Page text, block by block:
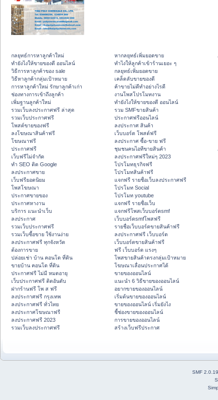
กลยุทธ์การหาลูกค้าใหม่
ทํายังไงให้ขายของดี ออนไลน์
วิธีการหาลูกค้าของ sale
วิธีหาลูกค้ากลุ่มเป้าหมาย
การหาลูกค้าใหม่ รักษาลูกค้าเก่า
ช่องทางการเข้าถึงลูกค้า
เพิ่มฐานลูกค้าใหม่
รวมเว็บลงประกาศฟรี ล่าสุด
รวมเว็บประกาศฟรี
โพสต์ขายของฟรี
ลงโฆษณาสินค้าฟรี
โฆษณาฟรี
ประกาศฟรี
เว็บฟรีไม่จำกัด
ทำ SEO ติด Google
ลงประกาศขาย
เว็บฟรียอดนิยม
โพสโฆษณา
ประกาศขายของ
ประกาศหางาน
บริการ แนะนำเว็บ
ลงประกาศ
รวมเว็บประกาศฟรี
รวมเว็บซื้อขาย ใช้งานง่าย
ลงประกาศฟรี ทุกจังหวัด
ต้องการขาย
ปล่อยเช่า บ้าน คอนโด ที่ดิน
ขายบ้าน คอนโด ที่ดิน
ประกาศฟรี ไม่มี หมดอายุ
เว็บประกาศฟรี ติดอันดับ
ฝากร้านฟรี โพ ส ฟรี
ลงประกาศฟรี กรุงเทพ
ลงประกาศฟรี ทั่วไทย
ลงประกาศโฆษณาฟรี
ลงประกาศฟรี 2023
รวมเว็บลงประกาศฟรี
หากลยุทธ์เพิ่มยอดขาย
ทําไงให้ลูกค้าเข้าร้านเยอะ ๆ
กลยุทธ์เพิ่มยอดขาย
เคล็ดลับขายของดี
ค้าขายไม่ดีทำอย่างไรดี
งานโพสโปรโมทงาน
ทํายังไงให้ขายของดี ออนไลน์
รวม SMFขายสินค้า
ประกาศฟรีออนไลน์
ลงประกาศ สินค้า
เว็บบอร์ด โพสต์ฟรี
ลงประกาศ ซื้อ-ขาย ฟรี
ชุมชนคนไอทีขายสินค้า
ลงประกาศฟรีใหม่ๆ 2023
โปรโมทธุรกิจฟรี
โปรโมทสินค้าฟรี
แจกฟรี รายชื่อเว็บลงประกาศฟรี
โปรโมท Social
โปรโมท youtube
แจกฟรี รายชื่อเว็บ
แจกฟรีโพสเว็บบอร์ดsmf
เว็บบอร์ดsmfโพสฟรี
รายชื่อเว็บบอร์ดขายสินค้าฟรี
ลงประกาศฟรี เว็บบอร์ด
เว็บบอร์ดขายสินค้าฟรี
ฟรี เว็บบอร์ด แรงๆ
โพสขายสินค้าตรงกลุ่มเป้าหมาย
โฆษณาเลื่อนประกาศได้
ขายของออนไลน์
แนะนำ 6 วิธีขายของออนไลน์
อยากขายของออนไลน์
เริ่มต้นขายของออนไลน์
ขายของออนไลน์ เริ่มยังไง
ชี้ช่องขายของออนไลน์
การขายของออนไลน์
สร้างเว็บฟรีประกาศ
SMF 2.0.19